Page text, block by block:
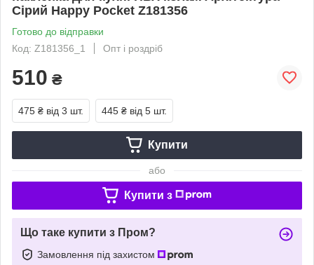
Сірий Happy Pocket Z181356
Готово до відправки
Код: Z181356_1
Опт і роздріб
510 ₴
475 ₴ від 3 шт. 445 ₴ від 5 шт.
Купити
або
Купити з
Що таке купити з Пром?
Замовлення під захистом